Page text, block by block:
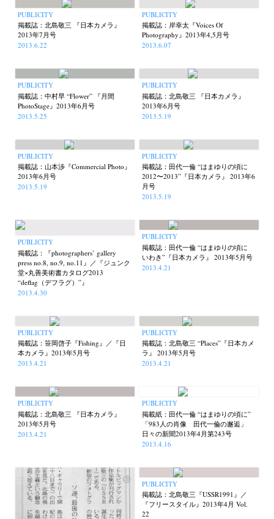
PUBLICITY
掲載誌：北島敬三 『日本カメラ』
2013年7月号
2013.6.22
PUBLICITY
掲載誌：岸幸太『Voices Of
Photography』2013年4,5月号
2013.6.07
PUBLICITY
掲載誌：中村早 “Flower” 『月間
PhotoStage』2013年6月号
2013.5.25
PUBLICITY
掲載誌：北島敬三 『日本カメラ』
2013年6月号
2013.5.19
PUBLICITY
掲載誌：山本渉『Commercial Photo』
2013年6月号
2013.5.19
PUBLICITY
掲載誌：田代一倫 “はまゆりの頃に
2012〜2013”『日本カメラ』 2013年6
月号
2013.5.19
PUBLICITY
掲載誌：『photographers’ gallery
press no.8, no.9, no.11』／『ジュンク
堂×丸善美術書カタログ2013
“deflag（デフラグ）”』
2013.4.30
PUBLICITY
掲載誌：田代一倫 “はまゆりの頃に
いわき”『日本カメラ』 2013年5月号
2013.4.21
PUBLICITY
掲載誌：笹岡啓子『Fishing』／『日
本カメラ』2013年5月号
2013.4.21
PUBLICITY
掲載誌：北島敬三 “Places”『日本カメ
ラ』 2013年5月号
2013.4.21
PUBLICITY
掲載誌：北島敬三 『日本カメラ』
2013年5月号
2013.4.21
PUBLICITY
掲載紙：田代一倫 “はまゆりの頃に”
「983人の肖像 田代一倫の邂逅」
日々の新聞2013年4月第243号
2013.4.16
PUBLICITY
掲載誌：北島敬三『USSR1991』／
『フリースタイル』2013年4月 Vol.
22